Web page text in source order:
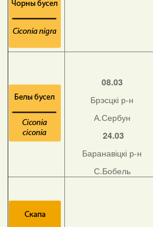
08.03
Брэсцкі р-н
А.Сербун
24.03
Баранавіцкі р-н
С.Бобель